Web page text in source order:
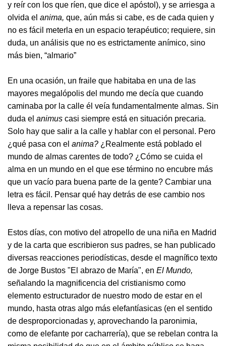
y reír con los que ríen, que dice el apóstol), y se arriesga a
olvida el anima, que, aún más si cabe, es de cada quien y
no es fácil meterla en un espacio terapéutico; requiere, sin
duda, un análisis que no es estrictamente anímico, sino
más bien, “almario”
En una ocasión, un fraile que habitaba en una de las
mayores megalópolis del mundo me decía que cuando
caminaba por la calle él veía fundamentalmente almas. Sin
duda el animus casi siempre está en situación precaria.
Solo hay que salir a la calle y hablar con el personal. Pero
¿qué pasa con el anima? ¿Realmente está poblado el
mundo de almas carentes de todo? ¿Cómo se cuida el
alma en un mundo en el que ese término no encubre más
que un vacío para buena parte de la gente? Cambiar una
letra es fácil. Pensar qué hay detrás de ese cambio nos
lleva a repensar las cosas.
Estos días, con motivo del atropello de una niña en Madrid
y de la carta que escribieron sus padres, se han publicado
diversas reacciones periodísticas, desde el magnífico texto
de Jorge Bustos "El abrazo de María", en El Mundo,
señalando la magnificencia del cristianismo como
elemento estructurador de nuestro modo de estar en el
mundo, hasta otras algo más elefantíasicas (en el sentido
de desproporcionadas y, aprovechando la paronimia,
como de elefante por cacharrería), que se rebelan contra la